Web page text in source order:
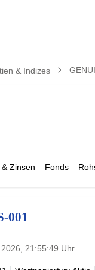
& Indizes
Zinsen Fonds
001
21:55:49 Uhr